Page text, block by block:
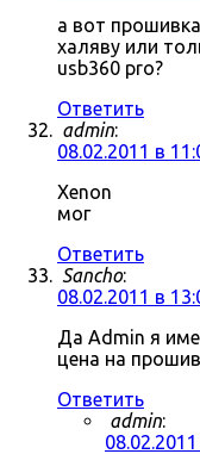
а вот
халяву или
usb360 pro?
Ответить
admin:
08.02.2011 в
Xenon
мог
Ответить
Sancho:
08.02.2011 в
Да Admin я
цена на
Ответить
admin: